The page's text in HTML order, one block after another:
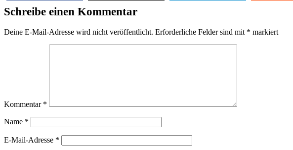
Schreibe einen Kommentar
Deine E-Mail-Adresse wird nicht veröffentlicht. Erforderliche Felder sind mit * markiert
Kommentar *
Name *
E-Mail-Adresse *